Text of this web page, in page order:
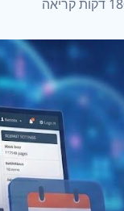
18 דקות קריאה